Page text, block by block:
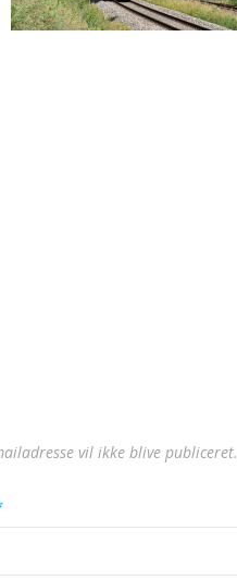
vil ikke blive publiceret.